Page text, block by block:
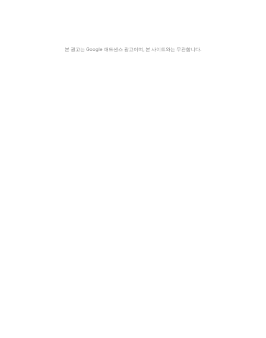
본 광고는 Google 애드센스 광고이며, 본 사이트와는 무관합니다.